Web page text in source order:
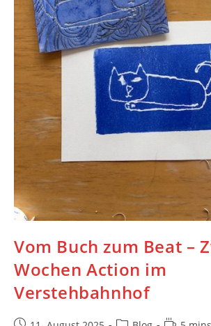
Vom Buch zum Beat –
Wochen Action im
Verstehbahnhof